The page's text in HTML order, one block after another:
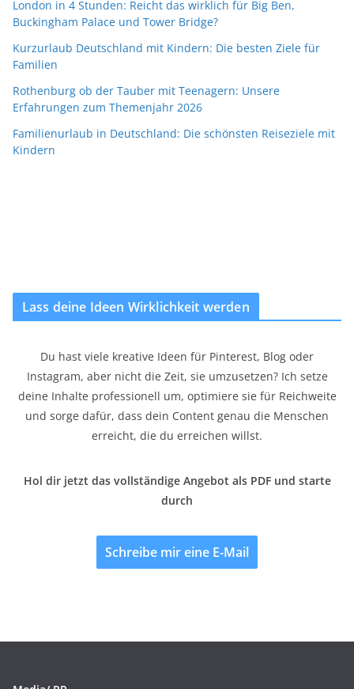
London in 4 Stunden: Reicht das wirklich für Big Ben,
Buckingham Palace und Tower Bridge?
Kurzurlaub Deutschland mit Kindern: Die besten Ziele für
Familien
Rothenburg ob der Tauber mit Teenagern: Unsere
Erfahrungen zum Themenjahr 2026
Familienurlaub in Deutschland: Die schönsten Reiseziele mit
Kindern
Lass deine Ideen Wirklichkeit werden
Du hast viele kreative Ideen für Pinterest, Blog oder
Instagram, aber nicht die Zeit, sie umzusetzen? Ich setze
deine Inhalte professionell um, optimiere sie für Reichweite
und sorge dafür, dass dein Content genau die Menschen
erreicht, die du erreichen willst.
Hol dir jetzt das vollständige Angebot als PDF und starte
durch
Schreibe mir eine E-Mail